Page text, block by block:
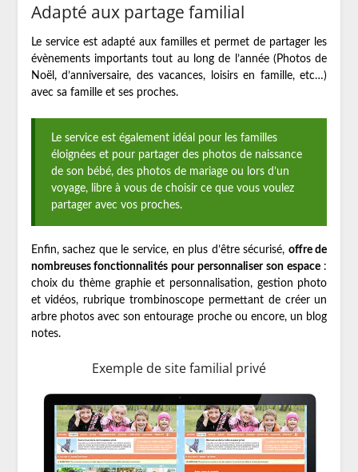
Adapté aux partage familial
Le service est adapté aux familles et permet de partager les
évènements importants tout au long de l’année (Photos de
Noël, d’anniversaire, des vacances, loisirs en famille, etc…)
avec sa famille et ses proches.
Le service est également idéal pour les familles
éloignées et pour partager des photos de naissance
de son bébé, des photos de mariage ou lors d’un
voyage, libre à vous de choisir ce que vous voulez
partager avec vos proches.
Enfin, sachez que le service, en plus d’être sécurisé, offre de
nombreuses fonctionnalités pour personnaliser son espace:
choix du thème graphie et personnalisation, gestion photo
et vidéos, rubrique trombinoscope permettant de créer un
arbre photos avec son entourage proche ou encore, un blog
notes.
Exemple de site familial privé